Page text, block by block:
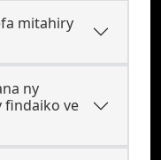
mitahiry
ny
findaiko ve